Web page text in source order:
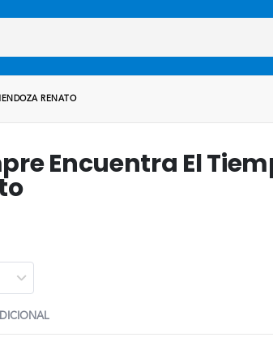
RENATO
Encuentra El